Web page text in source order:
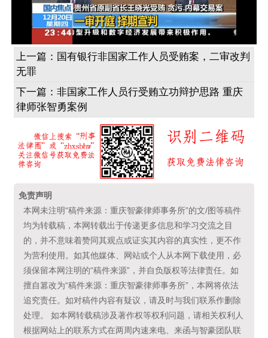
上一篇： 国有银行非国家工作人员受贿案，二审改判
无罪
下一篇：非国家工作人员行受贿立功辩护思路 重庆
律师张智勇案例
免责声明
本网未注明“稿件来源：重庆智豪律师事务所”的文/图等稿件
均为转载稿，本网转载出于传递更多信息和学习交流之目
的，并不意味着赞同其观点或证实其内容的真实性，更不作
为营利使用。如其他媒体、网站或个人从本网下载使用，必
须保留本网注明的“稿件来源”，并自负版权等法律责任。如
擅自篡改为“稿件来源：重庆智豪律师事务所”，本网将依法
追究责任。如对稿件内容有疑议，请及时与我们联系作删除
处理。 如本网转载稿涉及著作权等权利问题，请相关权利人
根据网站上的联系方式在两周内速来电、来函与智豪团队联